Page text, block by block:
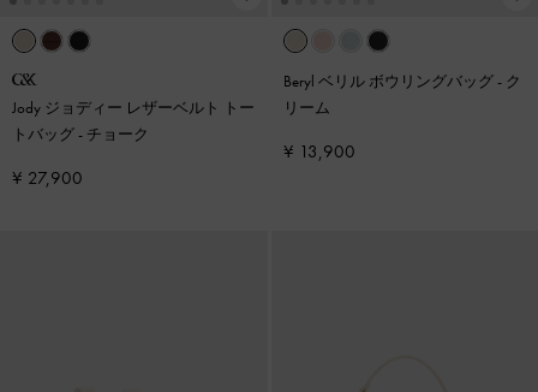
Jody ジョディー レザーベルト トー
トバッグ- チョーク
¥ 27,900
Beryl ベリル ボウリングバッグ- ク
リーム
¥ 13,900